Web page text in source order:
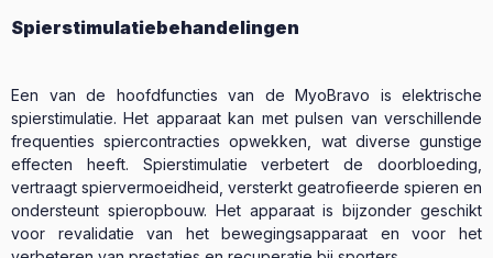
Spierstimulatiebehandelingen
Een van de hoofdfuncties van de MyoBravo is elektrische
spierstimulatie. Het apparaat kan met pulsen van verschillende
frequenties spiercontracties opwekken, wat diverse gunstige
effecten heeft. Spierstimulatie verbetert de doorbloeding,
vertraagt spiervermoeidheid, versterkt geatrofieerde spieren en
ondersteunt spieropbouw. Het apparaat is bijzonder geschikt
voor revalidatie van het bewegingsapparaat en voor het